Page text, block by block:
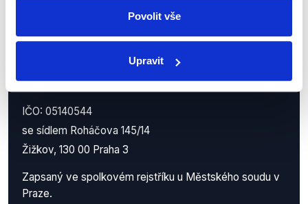
Povolit vše
Upravit
Demagog.cz, z.s.
IČO: 05140544
se sídlem Roháčova 145/14
Žižkov, 130 00 Praha 3
Zapsaný ve spolkovém rejstříku u Městského soudu v
Praze.